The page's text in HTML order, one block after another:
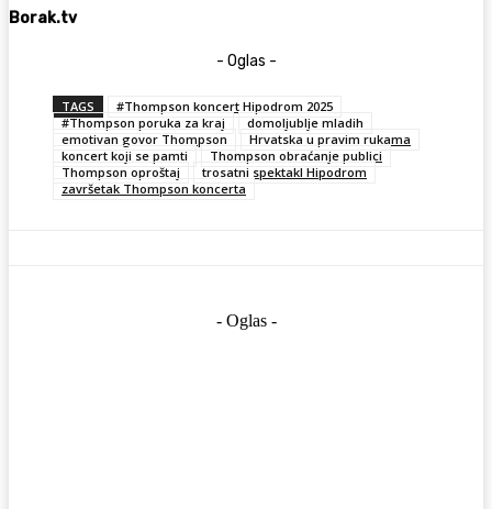
Borak.tv
- Oglas -
TAGS
#Thompson koncert Hipodrom 2025
#Thompson poruka za kraj
domoljublje mladih
emotivan govor Thompson
Hrvatska u pravim rukama
koncert koji se pamti
Thompson obraćanje publici
Thompson oproštaj
trosatni spektakl Hipodrom
završetak Thompson koncerta
- Oglas -